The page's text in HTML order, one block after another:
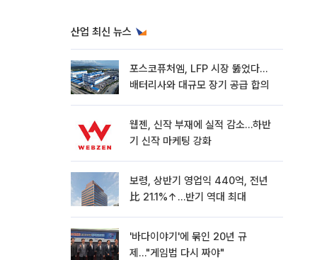
산업 최신 뉴스
포스코퓨처엠, LFP 시장 뚫었다…
배터리사와 대규모 장기 공급 합의
웹젠, 신작 부재에 실적 감소…하반
기 신작 마케팅 강화
보령, 상반기 영업익 440억, 전년
比 21.1%↑…반기 역대 최대
'바다이야기'에 묶인 20년 규
제…"게임법 다시 짜야"